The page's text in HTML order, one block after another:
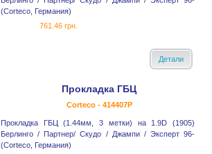
(Corteco, Германия)
761.46 грн.
Детали
Прокладка ГБЦ
Corteco - 414407P
Прокладка ГБЦ (1.44мм, 3 метки) на 1.9D (1905)
Берлинго / Партнер/ Скудо / Джампи / Эксперт 96-
(Corteco, Германия)